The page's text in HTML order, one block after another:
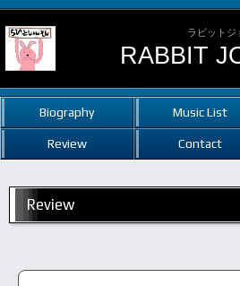
ラビットジ
RABBIT
Biography Music List
Review Contact
Review